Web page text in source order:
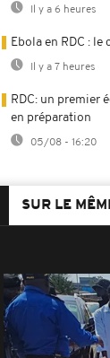
Il y a 6 heures
Ebola en RDC :
Il y a 7 heures
RDC: un premier
en préparation
05/08 - 16:20
SUR LE